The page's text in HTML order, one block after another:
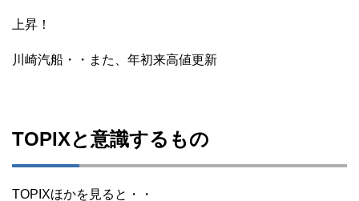
上昇！
川崎汽船・・また、年初来高値更新
TOPIXと意識するもの
TOPIXほかを見ると・・